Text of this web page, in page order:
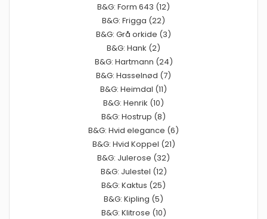
B&G: Form 643 (12)
B&G: Frigga (22)
B&G: Grå orkide (3)
B&G: Hank (2)
B&G: Hartmann (24)
B&G: Hasselnød (7)
B&G: Heimdal (11)
B&G: Henrik (10)
B&G: Hostrup (8)
B&G: Hvid elegance (6)
B&G: Hvid Koppel (21)
B&G: Julerose (32)
B&G: Julestel (12)
B&G: Kaktus (25)
B&G: Kipling (5)
B&G: Klitrose (10)